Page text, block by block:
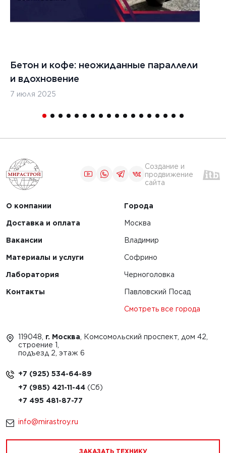
1
Бетон и кофе: неожиданные параллели
и вдохновение
7 июля 2025
Создание и
продвижение
сайта
О компании
Доставка и оплата
Вакансии
Материалы и услуги
Лаборатория
Контакты
Города
Москва
Владимир
Софрино
Черноголовка
Павловский Посад
Смотреть все города
119048, г. Москва , Комсомольский проспект, дом 42,
строение 1,
подъезд 2, этаж 6
+7 (925) 534-64-89
+7 (985) 421-11-44
+7 495 481-87-77
info@mirastroy.ru
ЗАКАЗАТЬ ТЕХНИКУ